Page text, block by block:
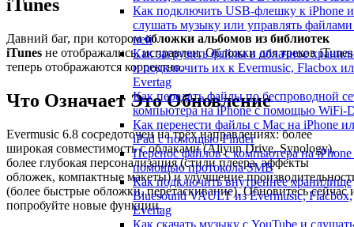
Как подключить USB-флешку к iPhone и
слушать музыку или управлять
ней
Как загрузить файлы в облачное
и подключить их к Evermusic, Flacbox
Evertag
Как передать файлы по беспроводной
компьютера на iPhone с помощью WiFi-
Как перенести файлы с Mac на iPhone
iPad с помощью Finder
Перенос файлов с компьютера на iPhone
помощью протокола SMB
Как подключить внутреннее хранилище
Bluesound VAULT из Evermusic, Flacbox,
Evertag
Как скачать музыку с YouTube и слушать
iTunes
Давний баг, при которомобложки альбомов из библиотек
iTunes не отображались, исправлен. Обложки для треков iTunes
теперь отображаются корректно.
Что Означает Это Обновление
Evermusic 6.8 сосредоточен на трёх направлениях: более
широкая совместимость с облаками (Aliyun Drive, Synology),
более глубокая персонализация (стили плеера, эффекты
обложек, компактные макеты) и улучшение
(более быстрые обложки, перетаскивание). Обновитесь сейчас
попробуйте новые функции.